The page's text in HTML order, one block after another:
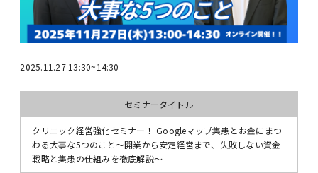
2025.11.27 13:30~14:30
セミナータイトル
クリニック経営強化セミナー！ Googleマップ集患とお金にまつ
わる大事な5つのこと〜開業から安定経営まで、失敗しない資金
戦略と集患の仕組みを徹底解説〜